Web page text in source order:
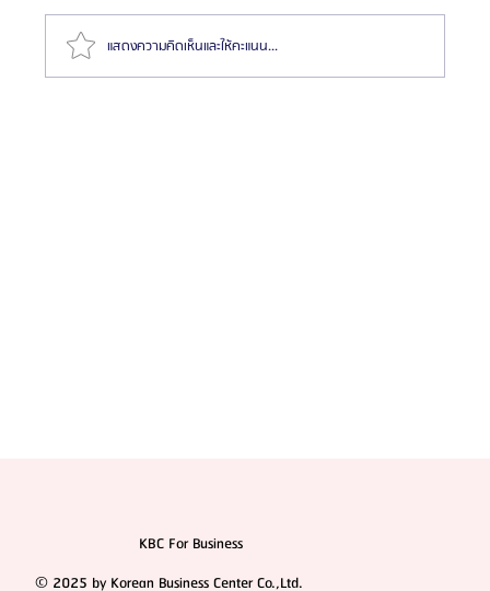
แสดงความคิดเห็นและให้คะแนน...
KBC For Business
© 2025 by Korean Business Center Co.,Ltd.